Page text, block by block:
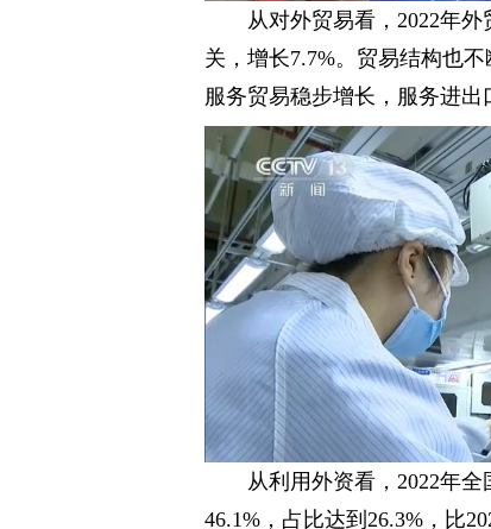
从对外贸易看，2022年
关，增长7.7%。贸易结构也
服务贸易稳步增长，服务进出
从利用外资看，2022年
46.1%，占比达到26.3%，比